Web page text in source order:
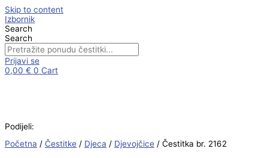
Skip to content
Izbornik
Search
Search
Prijavi se
0,00 € 0 Cart
Podijeli:
Početna / Čestitke / Djeca / Djevojčice / Čestitka br. 2162